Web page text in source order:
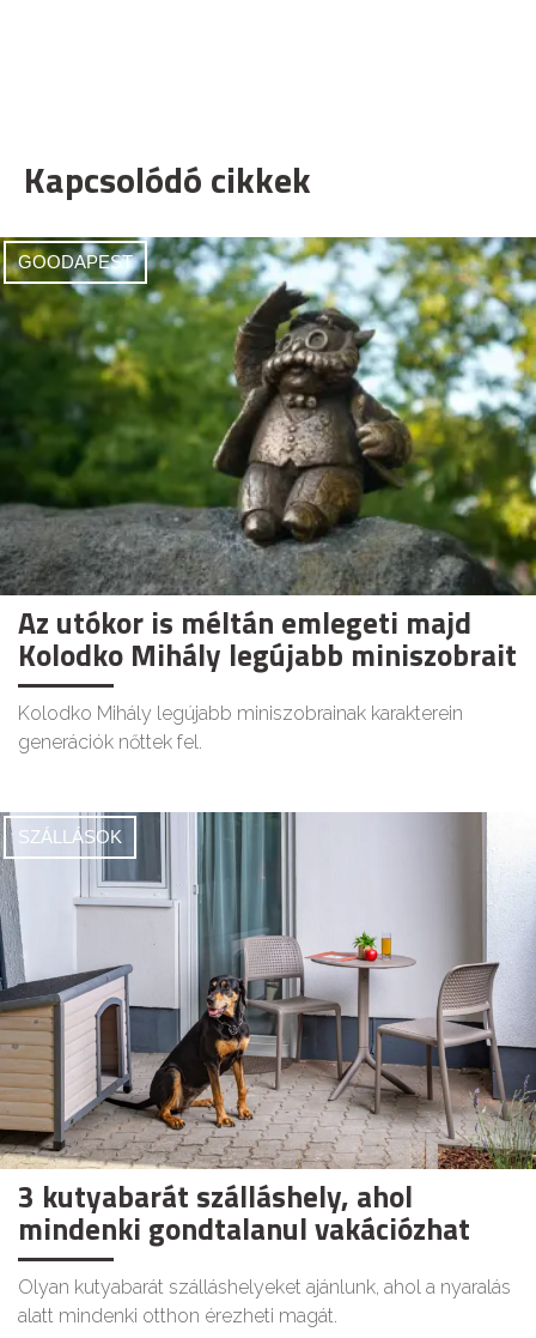
Kapcsolódó cikkek
GOODAPEST
Az utókor is méltán emlegeti majd
Kolodko Mihály legújabb miniszobrait
Kolodko Mihály legújabb miniszobrainak karakterein
generációk nőttek fel.
SZÁLLÁSOK
3 kutyabarát szálláshely, ahol
mindenki gondtalanul vakációzhat
Olyan kutyabarát szálláshelyeket ajánlunk, ahol a nyaralás
alatt mindenki otthon érezheti magát.